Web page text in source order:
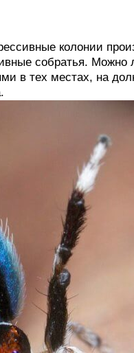
колонии
собратья. Можно
в тех местах, на